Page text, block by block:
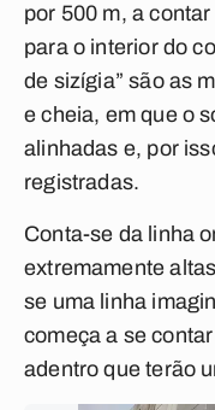
por 500 m, a
para o interior do
de sizígia” são as
e cheia, em que o
alinhadas e, por
registradas.
Conta-se da linha
extremamente
se uma linha
começa a se
adentro que terão